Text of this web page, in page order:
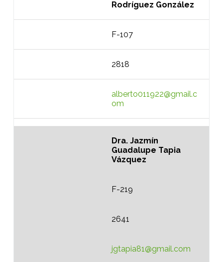
Rodríguez González
F-107
2818
alberto011922@gmail.c
om
Dra. Jazmín
Guadalupe Tapia
Vázquez
F-219
2641
jgtapia81@gmail.com